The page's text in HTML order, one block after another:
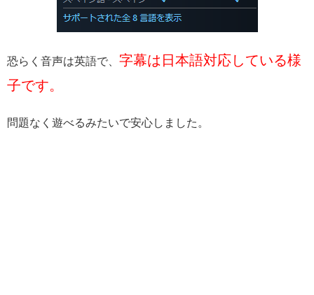
恐らく音声は英語で、 字幕は日本語対応している様
子です。
問題なく遊べるみたいで安心しました。